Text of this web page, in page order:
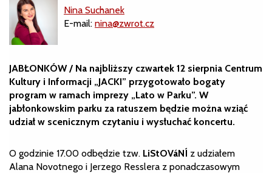
Nina Suchanek
E-mail: nina@zwrot.cz
JABŁONKÓW / Na najbliższy czwartek 12 sierpnia Centrum
Kultury i Informacji „JACKI” przygotowało bogaty
program w ramach imprezy „Lato w Parku”. W
jabłonkowskim parku za ratuszem będzie można wziąć
udział w scenicznym czytaniu i wysłuchać koncertu.
O godzinie 17.00 odbędzie tzw. LiStOVáNÍ z udziałem
Alana Novotnego i Jerzego Resslera z ponadczasowym